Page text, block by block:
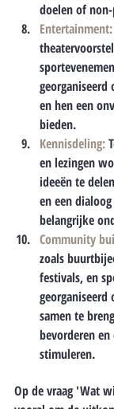
doelen of
Entertainment:
georganiseerd
en hen een
bieden.
Kennisdeling:
en lezingen
ideeën te
en een
belangrijke
Community
zoals
festivals, en
georganiseerd
samen te
bevorderen
stimuleren.
Op de vraag 'Wat